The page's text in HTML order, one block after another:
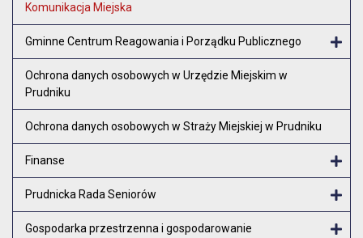
Komunikacja Miejska
Gminne Centrum Reagowania i Porządku Publicznego
Ochrona danych osobowych w Urzędzie Miejskim w
Prudniku
Ochrona danych osobowych w Straży Miejskiej w Prudniku
Finanse
Prudnicka Rada Seniorów
Gospodarka przestrzenna i gospodarowanie